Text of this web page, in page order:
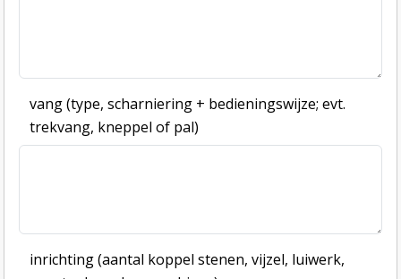
vang (type, scharniering + bedieningswijze; evt.
trekvang, kneppel of pal)
inrichting (aantal koppel stenen, vijzel, luiwerk,